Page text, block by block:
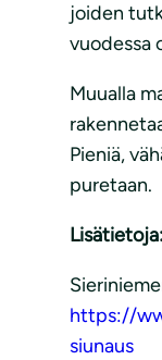
joiden
vuodessa
Muualla
Pieniä,
puretaan.
Lisätietoja:
https://
siunaus